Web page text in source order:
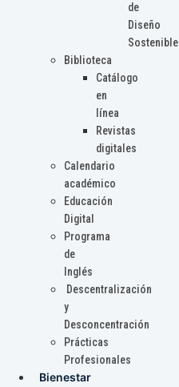
de
Diseño
Sostenible
Biblioteca
Catálogo
en
línea
Revistas
digitales
Calendario
académico
Educación
Digital
Programa
de
Inglés
Descentralización
y
Desconcentración
Prácticas
Profesionales
Bienestar